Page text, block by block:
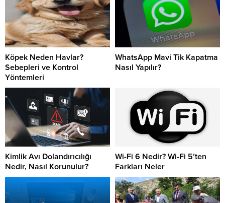
Köpek Neden Havlar?
Sebepleri ve Kontrol
Yöntemleri
WhatsApp Mavi Tik Kapatma
Nasıl Yapılır?
Kimlik Avı Dolandırıcılığı
Nedir, Nasıl Korunulur?
Wi-Fi 6 Nedir? Wi-Fi 5’ten
Farkları Neler